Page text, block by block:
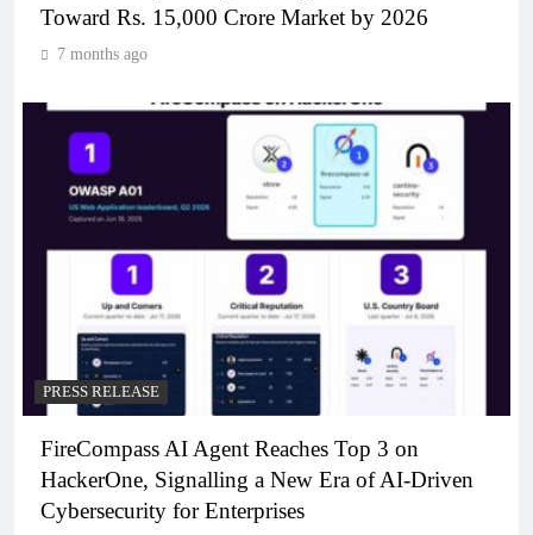
Toward Rs. 15,000 Crore Market by 2026
7 months ago
PRESS RELEASE
FireCompass AI Agent Reaches Top 3 on
HackerOne, Signalling a New Era of AI-Driven
Cybersecurity for Enterprises